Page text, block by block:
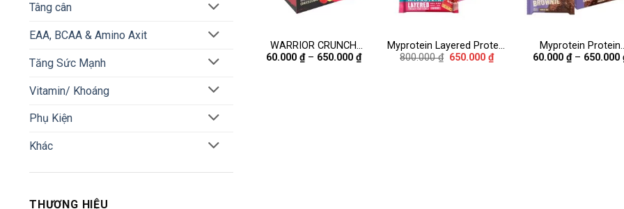
Tâng cân
EAA, BCAA & Amino Axit
Tăng Sức Mạnh
Vitamin/ Khoáng
Phụ Kiện
Khác
THƯƠNG HIỆU
WARRIOR CRUNCH
PROTEIN BAR
60.000 ₫ – 650.000 ₫Khoảng
giá:
Myprotein Layered Protein
Bar
800.000₫ Giá
650.000₫Giá
hiện
Myprotein Protein
Brownie
60.000 ₫ – 650.000